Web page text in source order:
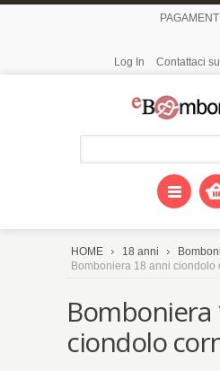
Log In Contattaci
HOME 18 anni
Bomboniera 18 anni ciondolo
Bomboniera
ciondolo